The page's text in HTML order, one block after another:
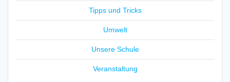
Tipps und Tricks
Umwelt
Unsere Schule
Veranstaltung